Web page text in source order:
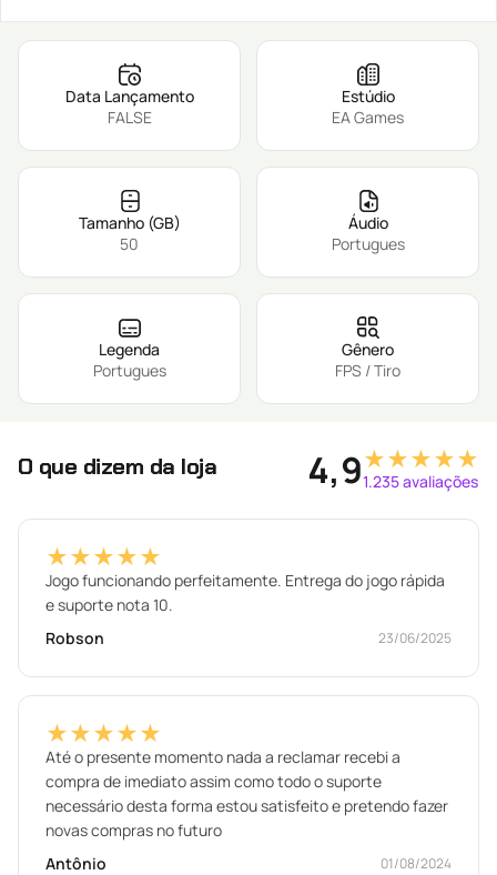
Data Lançamento
FALSE
Estúdio
EA Games
Tamanho (GB)
50
Áudio
Portugues
Legenda
Portugues
Gênero
FPS / Tiro
O que dizem da loja 4,9★★★★★
1.235 avaliações
★★★★★
Jogo funcionando perfeitamente. Entrega do jogo rápida
e suporte nota 10.
Robson
23/06/2025
★★★★★
Até o presente momento nada a reclamar recebi a
compra de imediato assim como todo o suporte
necessário desta forma estou satisfeito e pretendo fazer
novas compras no futuro
Antônio
01/08/2024